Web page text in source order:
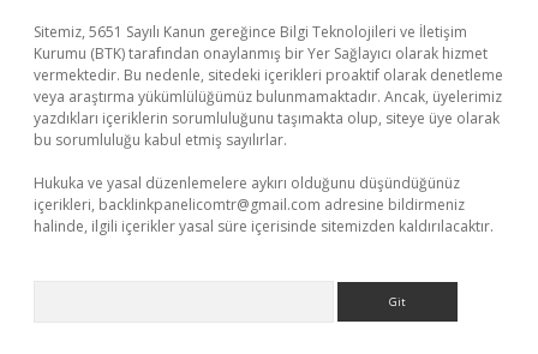
Sitemiz, 5651 Sayılı Kanun gereğince Bilgi Teknolojileri ve İletişim
Kurumu (BTK) tarafından onaylanmış bir Yer Sağlayıcı olarak hizmet
vermektedir. Bu nedenle, sitedeki içerikleri proaktif olarak denetleme
veya araştırma yükümlülüğümüz bulunmamaktadır. Ancak, üyelerimiz
yazdıkları içeriklerin sorumluluğunu taşımakta olup, siteye üye olarak
bu sorumluluğu kabul etmiş sayılırlar.
Hukuka ve yasal düzenlemelere aykırı olduğunu düşündüğünüz
içerikleri, backlinkpanelicomtr@gmail.com adresine bildirmeniz
halinde, ilgili içerikler yasal süre içerisinde sitemizden kaldırılacaktır.